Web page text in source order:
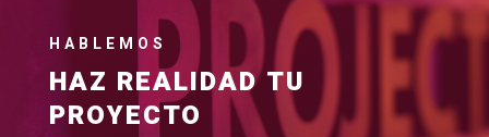
HABLEMOS
HAZ REALIDAD TU
PROYECTO